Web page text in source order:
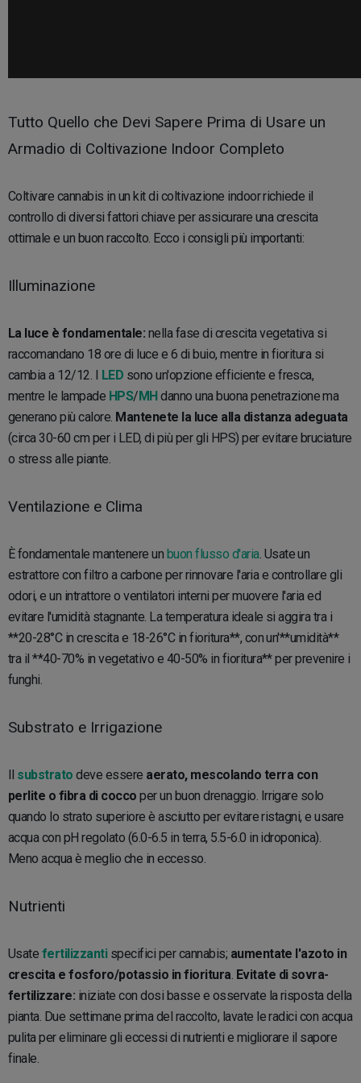
Tutto Quello che Devi Sapere Prima di Usare un
Armadio di Coltivazione Indoor Completo
Coltivare cannabis in un kit di coltivazione indoor richiede il
controllo di diversi fattori chiave per assicurare una crescita
ottimale e un buon raccolto. Ecco i consigli più importanti:
Illuminazione
La luce è fondamentale: nella fase di crescita vegetativa si
raccomandano 18 ore di luce e 6 di buio, mentre in fioritura si
cambia a 12/12. I LED sono un'opzione efficiente e fresca,
mentre le lampade HPS/MHdanno una buona penetrazione ma
generano più calore. Mantenete la luce alla distanza adeguata
(circa 30-60 cm per i LED, di più per gli HPS) per evitare bruciature
o stress alle piante.
Ventilazione e Clima
È fondamentale mantenere un buon flusso d'aria. Usate un
estrattore con filtro a carbone per rinnovare l'aria e controllare gli
odori, e un intrattore o ventilatori interni per muovere l'aria ed
evitare l'umidità stagnante. La temperatura ideale si aggira tra i
**20-28°C in crescita e 18-26°C in fioritura**, con un'**umidità**
tra il **40-70% in vegetativo e 40-50% in fioritura** per prevenire i
funghi.
Substrato e Irrigazione
Il substrato deve essere aerato, mescolando terra con
perlite o fibra di cocco per un buon drenaggio. Irrigare solo
quando lo strato superiore è asciutto per evitare ristagni, e usare
acqua con pH regolato (6.0-6.5 in terra, 5.5-6.0 in idroponica).
Meno acqua è meglio che in eccesso.
Nutrienti
Usate fertilizzantispecifici per cannabis; aumentate l'azoto in
crescita e fosforo/potassio in fioritura. Evitate di sovra-
fertilizzare: iniziate con dosi basse e osservate la risposta della
pianta. Due settimane prima del raccolto, lavate le radici con acqua
pulita per eliminare gli eccessi di nutrienti e migliorare il sapore
finale.